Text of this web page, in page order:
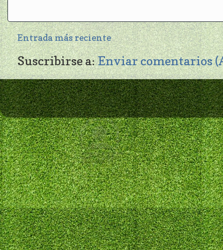
Entrada más reciente
Suscribirse a:Enviar comentarios